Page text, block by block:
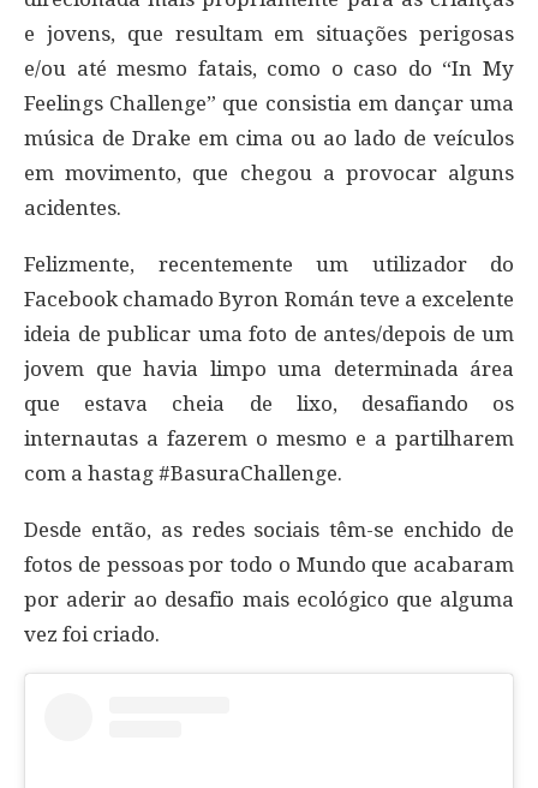
e jovens, que resultam em situações perigosas
e/ou até mesmo fatais, como o caso do “In My
Feelings Challenge” que consistia em dançar uma
música de Drake em cima ou ao lado de veículos
em movimento, que chegou a provocar alguns
acidentes.
Felizmente, recentemente um utilizador do
Facebook chamado Byron Román teve a excelente
ideia de publicar uma foto de antes/depois de um
jovem que havia limpo uma determinada área
que estava cheia de lixo, desafiando os
internautas a fazerem o mesmo e a partilharem
com a hastag #BasuraChallenge.
Desde então, as redes sociais têm-se enchido de
fotos de pessoas por todo o Mundo que acabaram
por aderir ao desafio mais ecológico que alguma
vez foi criado.